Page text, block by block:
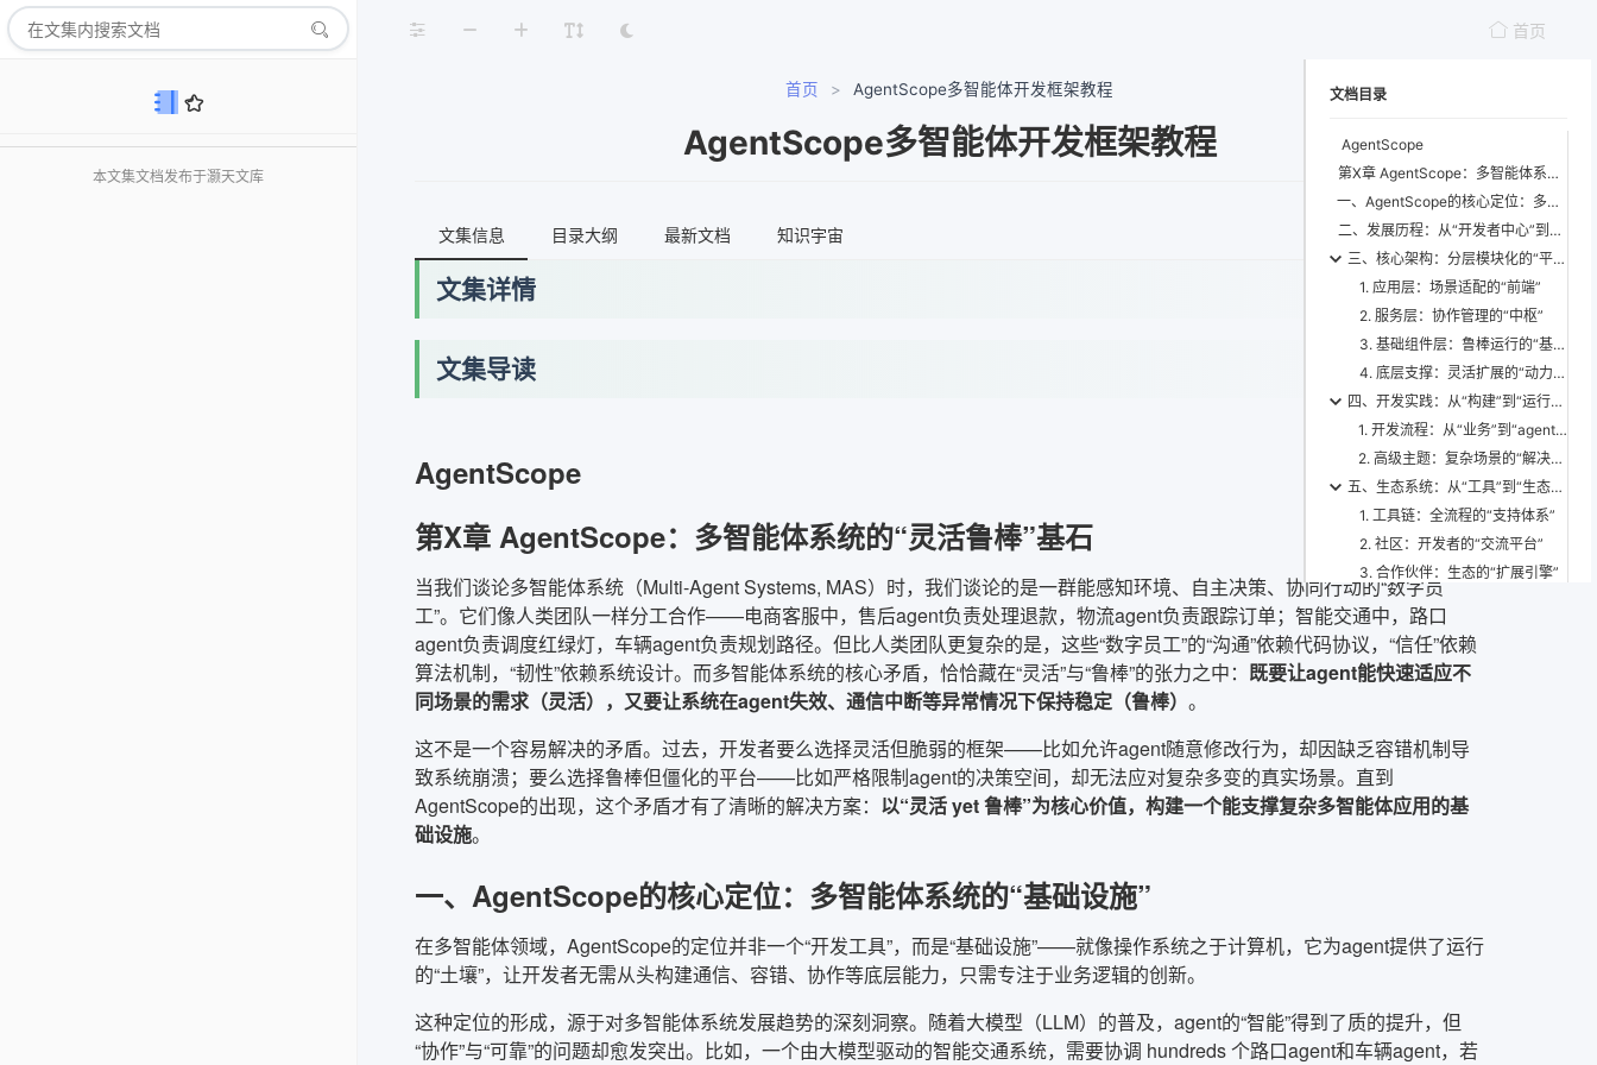
本文集文档发布于灏天文库
首页
首页 > AgentScope多智能体开发框架教程
AgentScope多智能体开发框架教程
文集信息 目录大纲 最新文档 知识宇宙
文集详情
文集导读
AgentScope
第X章 AgentScope：多智能体系统的“灵活鲁棒”基石
当我们谈论多智能体系统（Multi-Agent Systems, MAS）时，我们谈论的是一群能感知环境、自主决策、协同行动的“数字员
工”。它们像人类团队一样分工合作——电商客服中，售后agent负责处理退款，物流agent负责跟踪订单；智能交通中，路口
agent负责调度红绿灯，车辆agent负责规划路径。但比人类团队更复杂的是，这些“数字员工”的“沟通”依赖代码协议，“信任”依赖
算法机制，“韧性”依赖系统设计。而多智能体系统的核心矛盾，恰恰藏在“灵活”与“鲁棒”的张力之中： 既要让agent能快速适应不
同场景的需求（灵活），又要让系统在agent失效、通信中断等异常情况下保持稳定（鲁棒）。
这不是一个容易解决的矛盾。过去，开发者要么选择灵活但脆弱的框架——比如允许agent随意修改行为，却因缺乏容错机制导
致系统崩溃；要么选择鲁棒但僵化的平台——比如严格限制agent的决策空间，却无法应对复杂多变的真实场景。直到
AgentScope的出现，这个矛盾才有了清晰的解决方案： 以“灵活 yet 鲁棒”为核心价值，构建一个能支撑复杂多智能体应用的基
础设施。
一、AgentScope的核心定位：多智能体系统的“基础设施”
在多智能体领域，AgentScope的定位并非一个“开发工具”，而是“基础设施”——就像操作系统之于计算机，它为agent提供了运行
的“土壤”，让开发者无需从头构建通信、容错、协作等底层能力，只需专注于业务逻辑的创新。
这种定位的形成，源于对多智能体系统发展趋势的深刻洞察。随着大模型（LLM）的普及，agent的“智能”得到了质的提升，但
“协作”与“可靠”的问题却愈发突出。比如，一个由大模型驱动的智能交通系统，需要协调 hundreds 个路口agent和车辆agent，若
文档目录
AgentScope
第X章 AgentScope：多智能体系统的“灵活鲁棒”基石
一、AgentScope的核心定位：多智能体系统的“基础设施”
二、发展历程：从“开发者中心”到“矛盾导向”的进化
三、核心架构：分层模块化的“平衡术”
1. 应用层：场景适配的“前端”
2. 服务层：协作管理的“中枢”
3. 基础组件层：鲁棒运行的“基石”
4. 底层支撑：灵活扩展的“动力源”
四、开发实践：从“构建”到“运行”的全流程支持
1. 开发流程：从“业务”到“agent”的映射
2. 高级主题：复杂场景的“解决方案”
五、生态系统：从“工具”到“生态”的进化
1. 工具链：全流程的“支持体系”
2. 社区：开发者的“交流平台”
3. 合作伙伴：生态的“扩展引擎”
3. 跨域协作的“标准”
七、关键挑战与重要意义
1. 关键挑战：平衡的“艺术”